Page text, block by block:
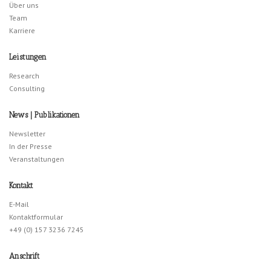
Über uns
Team
Karriere
Leistungen
Research
Consulting
News | Publikationen
Newsletter
In der Presse
Veranstaltungen
Kontakt
E-Mail
Kontaktformular
+49 (0) 157 3236 7245
Anschrift